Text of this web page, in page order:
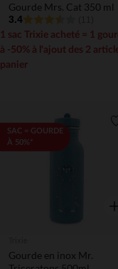
Gourde Mrs. Cat 350 ml
3.4
1 sac Trixie acheté = 1
à -50% à l'ajout des 2
panier
SAC = GOURDE
À 50%*
Gourde en inox Mr.